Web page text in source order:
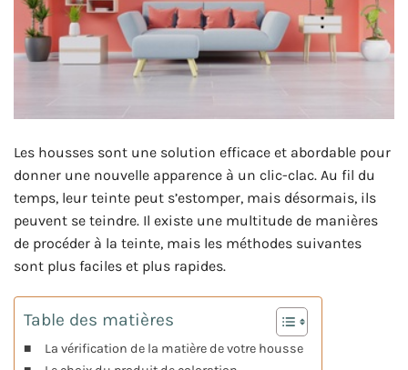
Les housses sont une solution efficace et abordable pour
donner une nouvelle apparence à un clic-clac. Au fil du
temps, leur teinte peut s’estomper, mais désormais, ils
peuvent se teindre. Il existe une multitude de manières
de procéder à la teinte, mais les méthodes suivantes
sont plus faciles et plus rapides.
Table des matières
La vérification de la matière de votre housse